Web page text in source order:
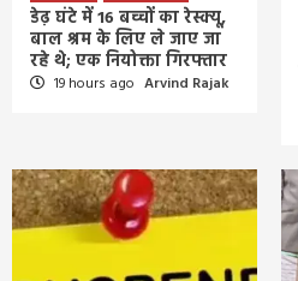
डेढ़ घंटे में 16 बच्चों का रेस्क्यू,
बाल श्रम के लिए ले जाए जा
रहे थे; एक नियोक्ता गिरफ्तार
19 hours ago Arvind Rajak